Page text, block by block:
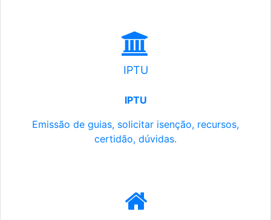
IPTU
IPTU
Emissão de guias, solicitar isenção, recursos,
certidão, dúvidas.